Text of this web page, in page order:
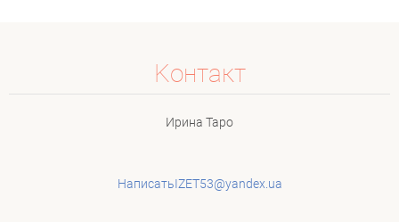
Koнтакт
Ирина Таро
НаписатьIZET53@yandex.ua